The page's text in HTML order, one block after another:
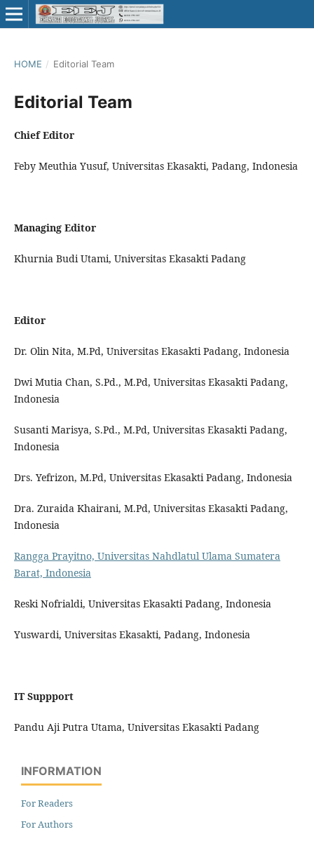
HOME / Editorial Team
Editorial Team
Chief Editor
Feby Meuthia Yusuf, Universitas Ekasakti, Padang, Indonesia
Managing Editor
Khurnia Budi Utami, Universitas Ekasakti Padang
Editor
Dr. Olin Nita, M.Pd, Universitas Ekasakti Padang, Indonesia
Dwi Mutia Chan, S.Pd., M.Pd, Universitas Ekasakti Padang,
Indonesia
Susanti Marisya, S.Pd., M.Pd, Universitas Ekasakti Padang,
Indonesia
Drs. Yefrizon, M.Pd, Universitas Ekasakti Padang, Indonesia
Dra. Zuraida Khairani, M.Pd, Universitas Ekasakti Padang,
Indonesia
Rangga Prayitno, Universitas Nahdlatul Ulama Sumatera
Barat, Indonesia
Reski Nofrialdi, Universitas Ekasakti Padang, Indonesia
Yuswardi, Universitas Ekasakti, Padang, Indonesia
IT Suppport
Pandu Aji Putra Utama, Universitas Ekasakti Padang
INFORMATION
For Readers
For Authors